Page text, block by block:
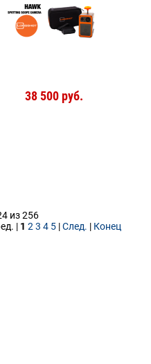
38 500 руб.
из 256
| 1 2 3 4 5 |След. | Конец